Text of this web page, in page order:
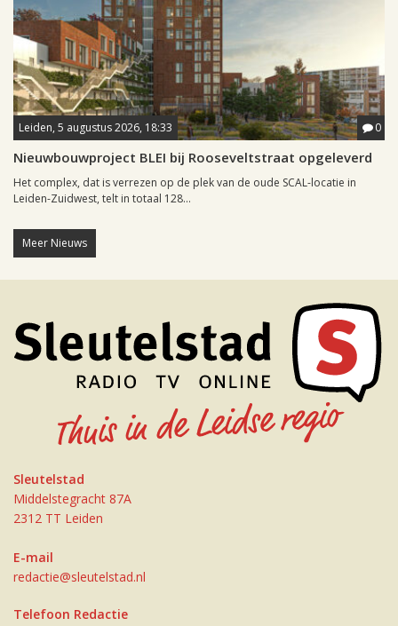
Leiden, 5 augustus 2026, 18:33 0
Nieuwbouwproject BLEI bij Rooseveltstraat opgeleverd
Het complex, dat is verrezen op de plek van de oude SCAL-locatie in
Leiden-Zuidwest, telt in totaal 128...
Meer Nieuws
Sleutelstad
Middelstegracht 87A
2312 TT Leiden
E-mail
redactie@sleutelstad.nl
Telefoon Redactie